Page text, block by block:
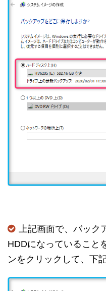
上記画面で、バッ
HDDになっていること
ンをクリックして、下